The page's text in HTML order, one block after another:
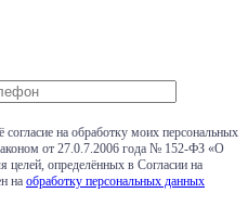
на обработку моих персональных
от 27.0.7.2006 года № 152-ФЗ «О
целей, определённых в Согласии на
на обработку персональных данных